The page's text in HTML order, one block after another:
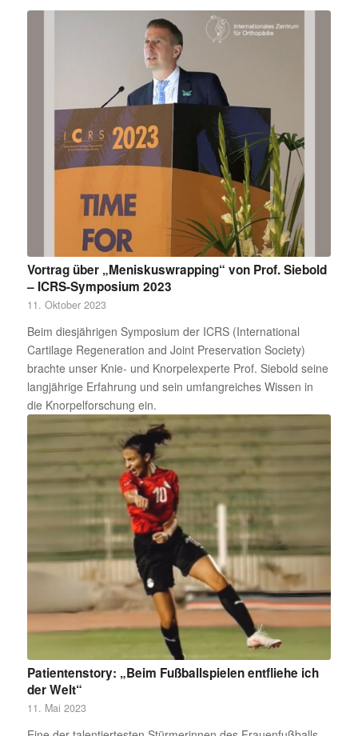
Vortrag über „Meniskuswrapping“ von Prof. Siebold
– ICRS-Symposium 2023
11. Oktober 2023
Beim diesjährigen Symposium der ICRS (International
Cartilage Regeneration and Joint Preservation Society)
brachte unser Knie- und Knorpelexperte Prof. Siebold seine
langjährige Erfahrung und sein umfangreiches Wissen in
die Knorpelforschung ein.
Patientenstory: „Beim Fußballspielen entfliehe ich
der Welt“
11. Mai 2023